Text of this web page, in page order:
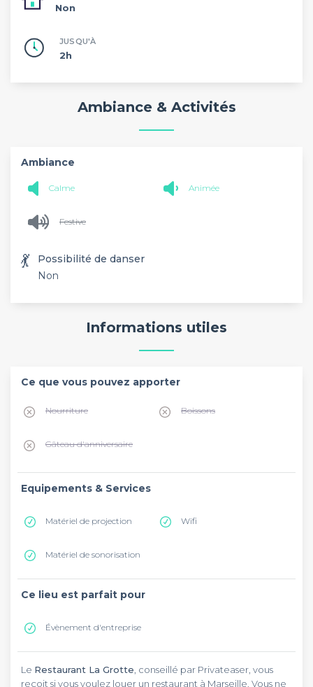
Non
JUSQU'À
2h
Ambiance & Activités
Ambiance
Calme Animée
Festive
💃
Possibilité de danser
Non
Informations utiles
Ce que vous pouvez apporter
Nourriture Boissons
Gâteau d'anniversaire
Equipements & Services
Matériel de projection Wifi
Matériel de sonorisation
Ce lieu est parfait pour
Évènement d'entreprise
Le Restaurant La Grotte , conseillé par Privateaser, vous
reçoit si vous voulez louer un restaurant à Marseille. Vous ne